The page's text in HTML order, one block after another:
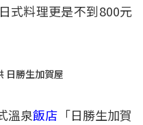
式料理更是不到800元
日勝生加賀屋
溫泉飯店 「日勝生加賀